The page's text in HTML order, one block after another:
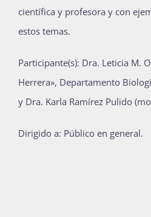
Bienvenida
científica y profesora y con
estos temas.
Participante(s): Dra. Leticia M.
Herrera», Departamento
y Dra. Karla Ramírez Pulido
Dirigido a: Público en general.